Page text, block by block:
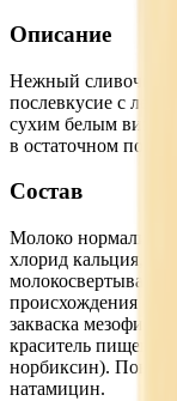
Описание
Нежный сливочный
послевкусие с
сухим белым вином
в остаточном
Состав
Молоко
хлорид кальция,
происхождения -
закваска
краситель пищевой
норбиксин).
натамицин.